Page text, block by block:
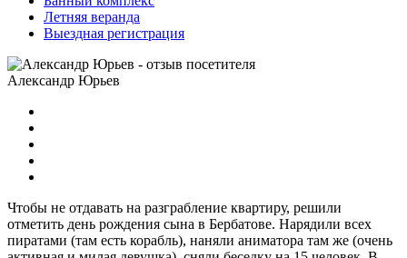
Летняя веранда
Выездная регистрация
Александр Юрьев
Чтобы не отдавать на разграбление квартиру, решили
отметить день рождения сына в Бербатове. Нарядили всех
пиратами (там есть корабль), наняли аниматора там же (очень